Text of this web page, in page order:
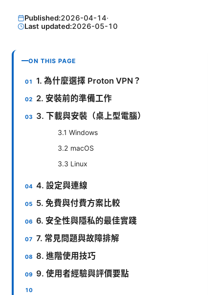
Published:2026-04-14·
Last updated:2026-05-10
ON THIS PAGE
1. 為什麼選擇 Proton VPN？
2. 安裝前的準備工作
3. 下載與安裝（桌上型電腦）
3.1 Windows
3.2 macOS
3.3 Linux
4. 設定與連線
5. 免費與付費方案比較
6. 安全性與隱私的最佳實踐
7. 常見問題與故障排解
8. 進階使用技巧
9. 使用者經驗與評價要點